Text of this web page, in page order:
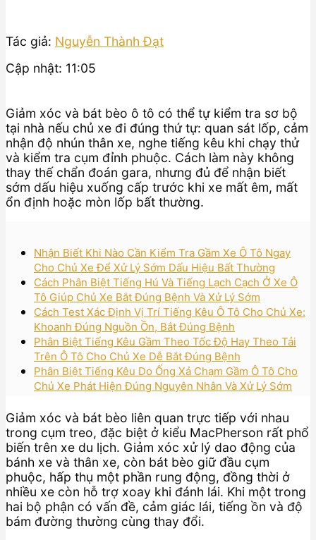
Tác giả: Nguyễn Thành Đạt
Cập nhật: 11:05
Giảm xóc và bát bèo ô tô có thể tự kiểm tra sơ bộ
tại nhà nếu chủ xe đi đúng thứ tự: quan sát lốp, cảm
nhận độ nhún thân xe, nghe tiếng kêu khi chạy thử
và kiểm tra cụm đỉnh phuộc. Cách làm này không
thay thế chẩn đoán gara, nhưng đủ để nhận biết
sớm dấu hiệu xuống cấp trước khi xe mất êm, mất
ổn định hoặc mòn lốp bất thường.
Nhận Biết Khi Nào Cần Kiểm Tra Gầm Xe Ô Tô Ngay
Cho Chủ Xe Để Xử Lý Sớm Dấu Hiệu Bất Thường
Cách Phân Biệt Tiếng Hú Và Tiếng Lạch Cạch Ở Xe Ô
Tô Giúp Chủ Xe Bắt Đúng Bệnh Và Xử Lý Sớm
Cách Test Xác Định Vị Trí Tiếng Kêu Ô Tô Cho Chủ Xe:
Khoanh Đúng Nguồn Ồn, Bắt Đúng Bệnh
Phân Biệt Tiếng Kêu Gầm Theo Tốc Độ Hay Theo Tải
Trên Ô Tô Cho Chủ Xe Dễ Bắt Đúng Bệnh
Phân Biệt Tiếng Kêu Do Ống Xả Chạm Gầm Ô Tô Cho
Chủ Xe Phát Hiện Đúng Nguyên Nhân Và Xử Lý Sớm
Giảm xóc và bát bèo liên quan trực tiếp với nhau
trong cụm treo, đặc biệt ở kiểu MacPherson rất phổ
biến trên xe du lịch. Giảm xóc xử lý dao động của
bánh xe và thân xe, còn bát bèo giữ đầu cụm
phuộc, hấp thụ một phần rung động, đồng thời ở
nhiều xe còn hỗ trợ xoay khi đánh lái. Khi một trong
hai bộ phận có vấn đề, cảm giác lái, tiếng ồn và độ
bám đường thường cùng thay đổi.